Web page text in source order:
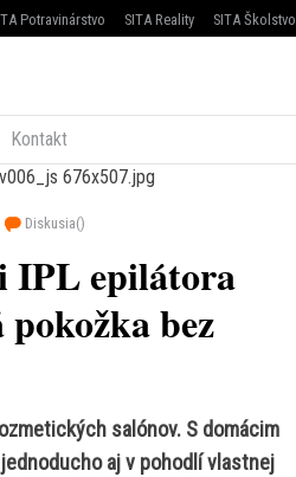
Potravinárstvo SITA Reality SITA Školstvo
Kontakt
Diskusia()
IPL epilátora
bez
salónov. S domácim
aj v pohodlí vlastnej